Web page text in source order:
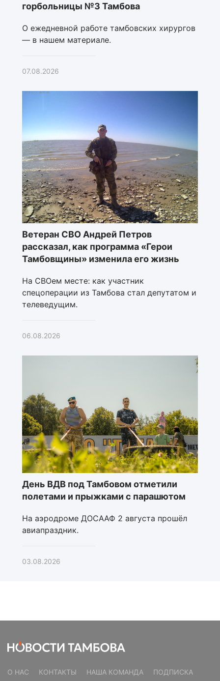
горбольницы №3 Тамбова
О ежедневной работе тамбовских хирургов
— в нашем материале.
07.08.2026
Ветеран СВО Андрей Петров
рассказал, как программа «Герои
Тамбовщины» изменила его жизнь
На СВОем месте: как участник
спецоперации из Тамбова стал депутатом и
телеведущим.
06.08.2026
День ВДВ под Тамбовом отметили
полетами и прыжками с парашютом
На аэродроме ДОСААФ 2 августа прошёл
авиапраздник.
03.08.2026
О НАС КОНТАКТЫ НАША КОМАНДА ПОДПИСКА